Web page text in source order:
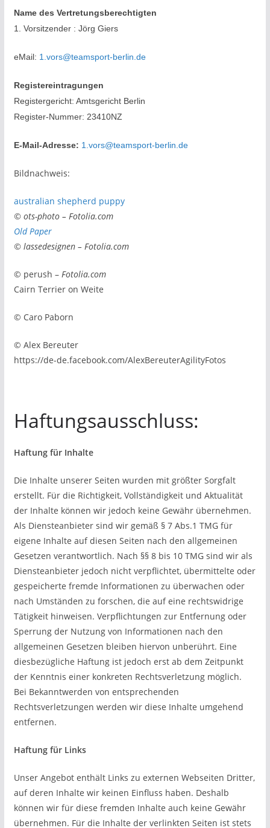
Name des Vertretungsberechtigten
1. Vorsitzender : Jörg Giers
eMail: 1.vors@teamsport-berlin.de
Registereintragungen
Registergericht: Amtsgericht Berlin
Register-Nummer: 23410NZ
E-Mail-Adresse: 1.vors@teamsport-berlin.de
Bildnachweis:
australian shepherd puppy
© ots-photo – Fotolia.com
Old Paper
© lassedesignen – Fotolia.com
© perush –Fotolia.com
Cairn Terrier on Weite
© Caro Paborn
© Alex Bereuter
https://de-de.facebook.com/AlexBereuterAgilityFotos
Haftungsausschluss:
Haftung für Inhalte
Die Inhalte unserer Seiten wurden mit größter Sorgfalt
erstellt. Für die Richtigkeit, Vollständigkeit und Aktualität
der Inhalte können wir jedoch keine Gewähr übernehmen.
Als Diensteanbieter sind wir gemäß § 7 Abs.1 TMG für
eigene Inhalte auf diesen Seiten nach den allgemeinen
Gesetzen verantwortlich. Nach §§ 8 bis 10 TMG sind wir als
Diensteanbieter jedoch nicht verpflichtet, übermittelte oder
gespeicherte fremde Informationen zu überwachen oder
nach Umständen zu forschen, die auf eine rechtswidrige
Tätigkeit hinweisen. Verpflichtungen zur Entfernung oder
Sperrung der Nutzung von Informationen nach den
allgemeinen Gesetzen bleiben hiervon unberührt. Eine
diesbezügliche Haftung ist jedoch erst ab dem Zeitpunkt
der Kenntnis einer konkreten Rechtsverletzung möglich.
Bei Bekanntwerden von entsprechenden
Rechtsverletzungen werden wir diese Inhalte umgehend
entfernen.
Haftung für Links
Unser Angebot enthält Links zu externen Webseiten Dritter,
auf deren Inhalte wir keinen Einfluss haben. Deshalb
können wir für diese fremden Inhalte auch keine Gewähr
übernehmen. Für die Inhalte der verlinkten Seiten ist stets